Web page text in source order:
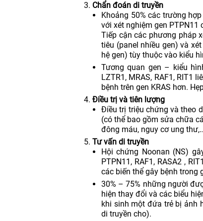
Chẩn đoán di truyền
Khoảng 50% các trường
với xét nghiệm gen PTPN11
Tiếp cận các phương pháp
tiêu (panel nhiều gen) và
hệ gen) tùy thuộc vào kiểu
Tương quan gen – kiểu
LZTR1, MRAS, RAF1, RIT1
bệnh trên gen KRAS hơn.
Điều trị và tiên lượng
Điều trị triệu chứng và theo
(có thể bao gồm sửa chữa
đông máu, nguy cơ ung
Tư vấn di truyền
Hội chứng Noonan (NS)
PTPN11, RAF1, RASA2 ,
các biến thể gây bệnh trong
30% – 75% những người
hiện thay đổi và các biểu
khi sinh một đứa trẻ bị ảnh
di truyền cho).